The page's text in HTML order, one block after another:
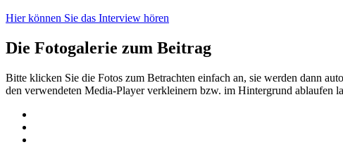
Hier können Sie das Interview hören
Die Fotogalerie zum Beitrag
Bitte klicken Sie die Fotos zum Betrachten einfach an, sie werden dann
den verwendeten Media-Player verkleinern bzw. im Hintergrund ablaufen